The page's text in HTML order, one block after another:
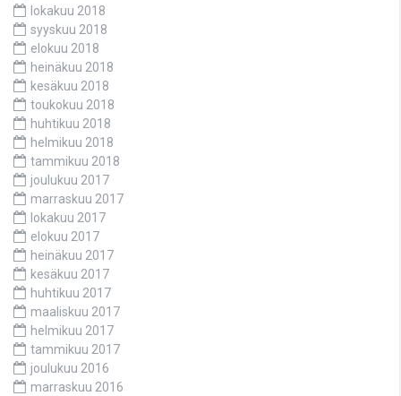
lokakuu 2018
syyskuu 2018
elokuu 2018
heinäkuu 2018
kesäkuu 2018
toukokuu 2018
huhtikuu 2018
helmikuu 2018
tammikuu 2018
joulukuu 2017
marraskuu 2017
lokakuu 2017
elokuu 2017
heinäkuu 2017
kesäkuu 2017
huhtikuu 2017
maaliskuu 2017
helmikuu 2017
tammikuu 2017
joulukuu 2016
marraskuu 2016